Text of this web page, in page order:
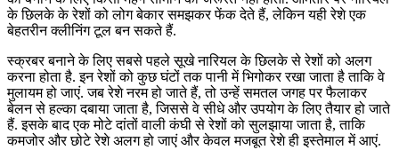
के छिलके के रेशों को लोग बेकार समझकर फेंक देते हैं, लेकिन यही रेशे एक
बेहतरीन क्लीनिंग टूल बन सकते हैं.
स्क्रबर बनाने के लिए सबसे पहले सूखे नारियल के छिलके से रेशों को अलग
करना होता है. इन रेशों को कुछ घंटों तक पानी में भिगोकर रखा जाता है ताकि वे
मुलायम हो जाएं. जब रेशे नरम हो जाते हैं, तो उन्हें समतल जगह पर फैलाकर
बेलन से हल्का दबाया जाता है, जिससे वे सीधे और उपयोग के लिए तैयार हो जाते
हैं. इसके बाद एक मोटे दांतों वाली कंघी से रेशों को सुलझाया जाता है, ताकि
कमजोर और छोटे रेशे अलग हो जाएं और केवल मजबूत रेशे ही इस्तेमाल में आएं.